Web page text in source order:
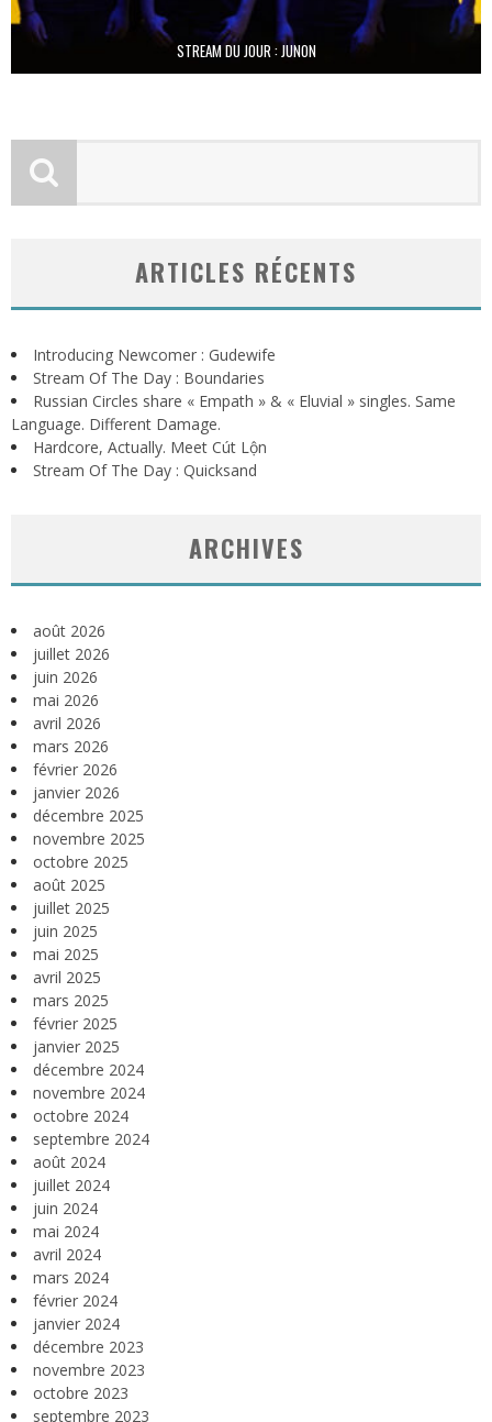
STREAM DU JOUR : JUNON
ARTICLES RÉCENTS
Introducing Newcomer : Gudewife
Stream Of The Day : Boundaries
Russian Circles share « Empath » & « Eluvial » singles. Same
Language. Different Damage.
Hardcore, Actually. Meet Cút Lộn
Stream Of The Day : Quicksand
ARCHIVES
août 2026
juillet 2026
juin 2026
mai 2026
avril 2026
mars 2026
février 2026
janvier 2026
décembre 2025
novembre 2025
octobre 2025
août 2025
juillet 2025
juin 2025
mai 2025
avril 2025
mars 2025
février 2025
janvier 2025
décembre 2024
novembre 2024
octobre 2024
septembre 2024
août 2024
juillet 2024
juin 2024
mai 2024
avril 2024
mars 2024
février 2024
janvier 2024
décembre 2023
novembre 2023
octobre 2023
septembre 2023